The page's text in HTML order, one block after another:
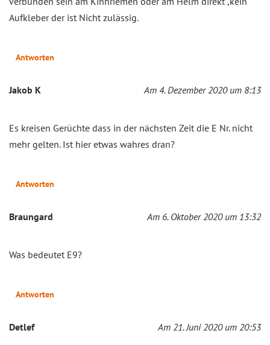
Aufkleber der ist Nicht zulässig.
Antworten
Jakob K Am 4. Dezember 2020 um 8:13
Es kreisen Gerüchte dass in der nächsten Zeit die E Nr. nicht
mehr gelten. Ist hier etwas wahres dran?
Antworten
Braungard Am 6. Oktober 2020 um 13:32
Was bedeutet E9?
Antworten
Detlef Am 21. Juni 2020 um 20:53